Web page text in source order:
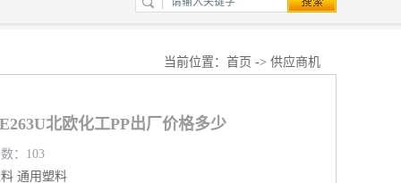
当前位置： 首页 -> 供应商机
北欧化工PP出厂价格多少
：103
通用塑料